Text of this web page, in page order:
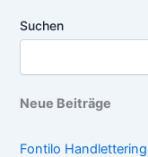
Suchen
Neue Beiträge
Fontilo